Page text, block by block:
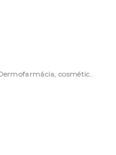
Dermofarmácia, cosmética e acessórios